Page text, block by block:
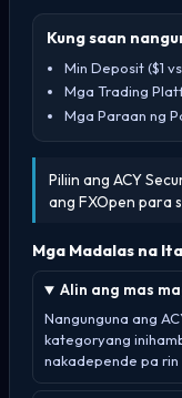
Kung saan
Min Deposit ($1
Mga Trading
Mga Paraan ng
Piliin ang ACY
ang FXOpen para
Mga Madalas na
Alin ang mas
Nangunguna ang
kategoryang
nakadepende pa rin